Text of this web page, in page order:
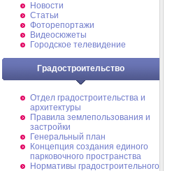
Новости
Статьи
Фоторепортажи
Видеосюжеты
Городское телевидение
Градостроительство
Отдел градостроительства и
архитектуры
Правила землепользования и
застройки
Генеральный план
Концепция создания единого
парковочного пространства
Нормативы градостроительного